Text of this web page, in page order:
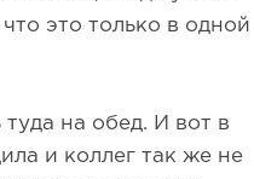
это только в одной
на обед. И вот в
и коллег так же не